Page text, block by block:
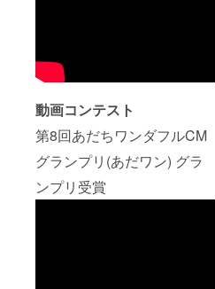
動画コンテスト
第8回あだちワンダフルCM
グランプリ(あだワン) グラ
ンプリ受賞